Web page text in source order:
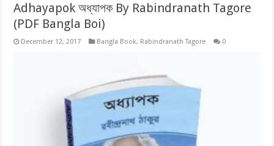
Adhayapok অধ্যাপক By Rabindranath Tagore
(PDF Bangla Boi)
December 12, 2017 Bangla Book, Rabindranath Tagore 0